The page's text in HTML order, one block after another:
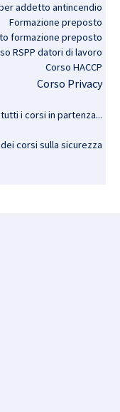
addetto antincendio
Formazione preposto
formazione preposto
RSPP datori di lavoro
Corso HACCP
Corso Privacy
i corsi in partenza...
corsi sulla sicurezza